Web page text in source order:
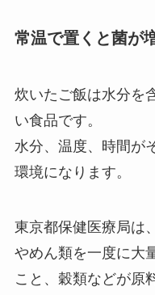
常温で置くと菌が
炊いたご飯は水分を
い食品です。
水分、温度、時間が
環境になります。
東京都保健医療局は
やめん類を一度に大
こと、穀類などが原